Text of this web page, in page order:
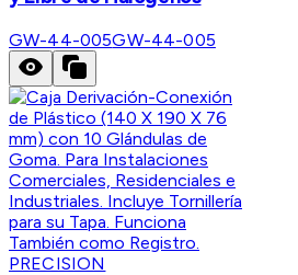
GW-44-005GW-44-005
PRECISION